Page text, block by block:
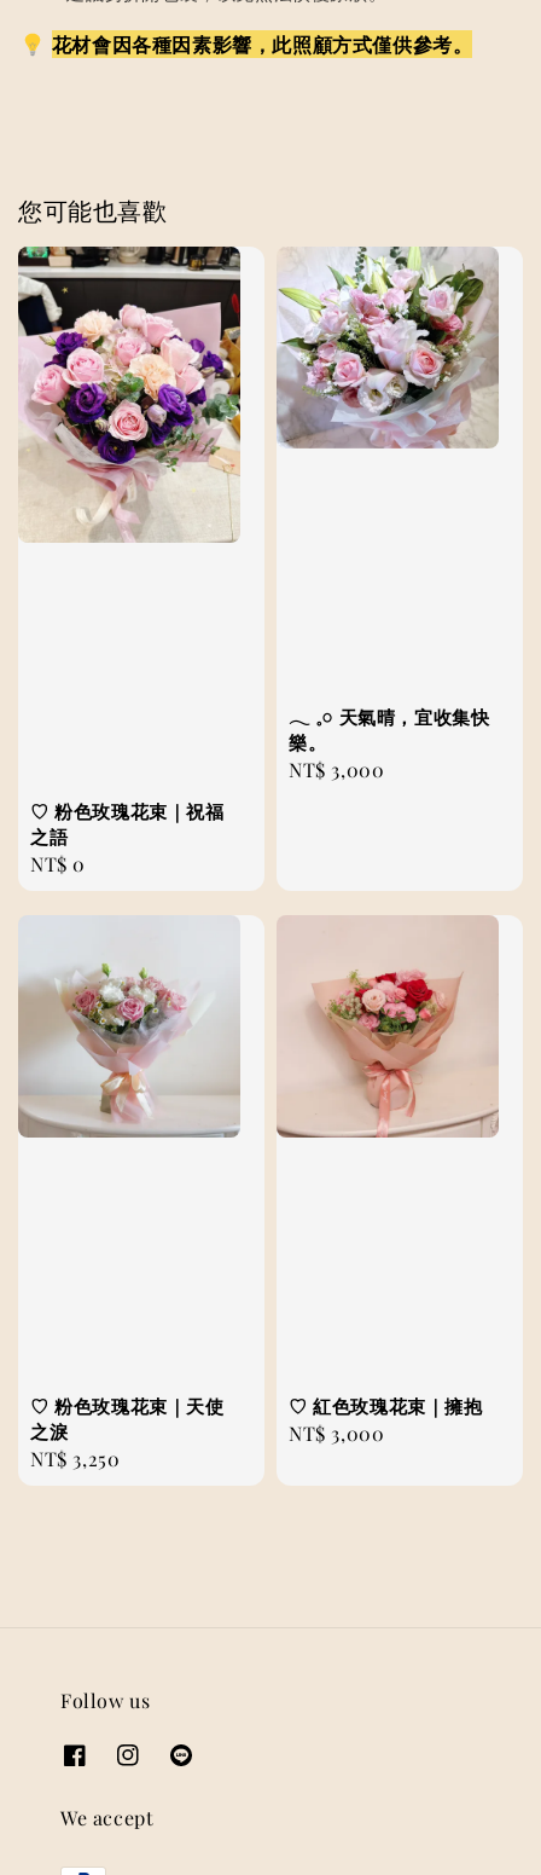
花材會因各種因素影響，此照顧方式僅供參考。
您可能也喜歡
♡ 粉色玫瑰花束｜祝福
之語
Regular
price
NT$ 0
𓂃 𓈒𓏸 ⁡天氣晴，宜收集快
樂。
Regular
NT$ 3,000
♡ 粉色玫瑰花束｜天使
之淚
Regular
price
NT$ 3,250
♡ 紅色玫瑰花束｜擁抱
Regular
NT$ 3,000
Follow us
We accept